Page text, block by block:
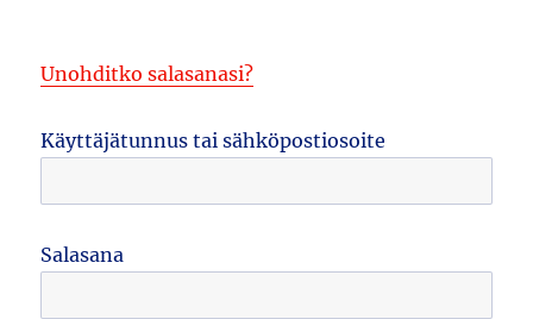
Unohditko salasanasi?
Käyttäjätunnus tai sähköpostiosoite
Salasana